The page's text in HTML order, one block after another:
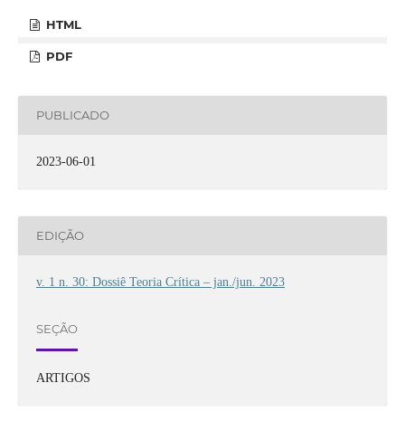
HTML
PDF
PUBLICADO
2023-06-01
EDIÇÃO
v. 1 n. 30: Dossiê Teoria Crítica – jan./jun. 2023
SEÇÃO
ARTIGOS